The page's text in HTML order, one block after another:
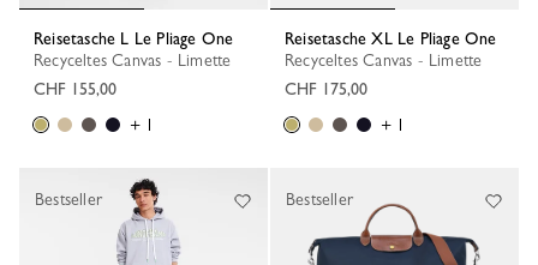
Reisetasche L Le Pliage One
Recyceltes Canvas - Limette
CHF 155,00
+ 1
Reisetasche XL Le Pliage One
Recyceltes Canvas - Limette
CHF 175,00
+ 1
Bestseller Bestseller